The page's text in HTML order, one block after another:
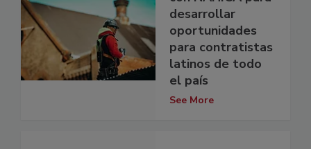
desarrollar
oportunidades
para contratistas
latinos de todo
el país
See More